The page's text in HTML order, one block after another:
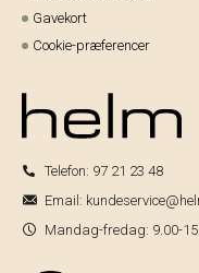
Gavekort
Cookie-præferencer
Telefon: 97 21 23 48
Email:
Mandag-fredag: 9.00-